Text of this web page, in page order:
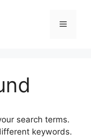
Menu
search terms.
keywords.